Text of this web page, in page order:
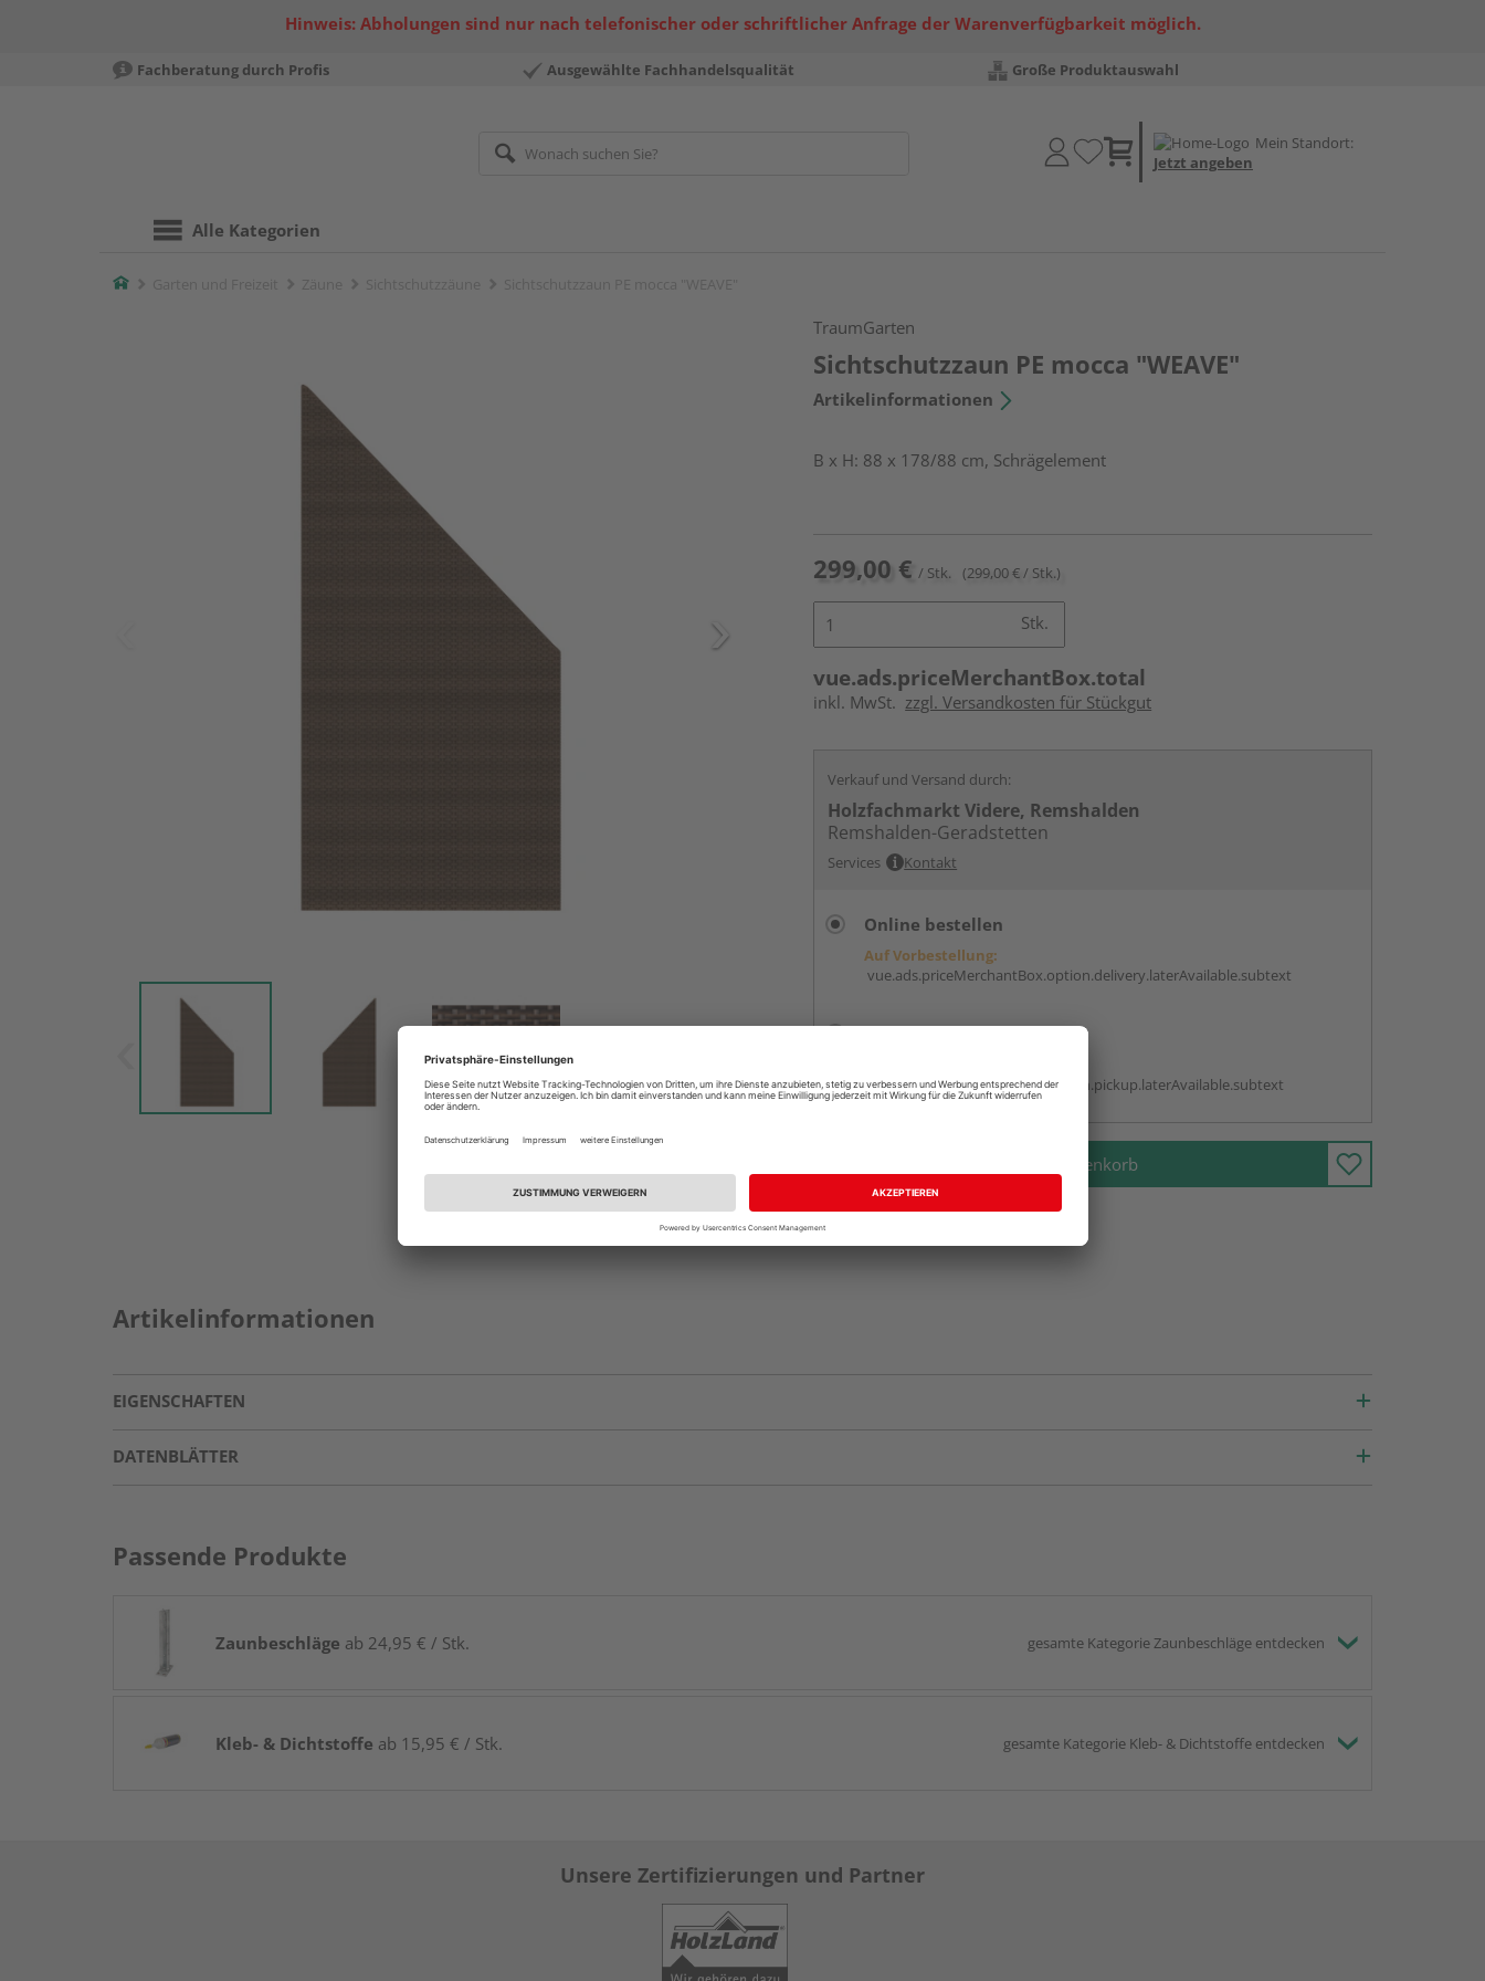
Hinweis: Abholungen sind nur nach telefonischer oder schriftlicher Anfrage der Warenverfügbarkeit möglich.
Fachberatung durch Profis Ausgewählte Fachhandelsqualität Große Produktauswahl
Mein Standort:
Jetzt angeben
Alle Kategorien
Home
TraumGarten
Sichtschutzzaun PE mocca "WEAVE"
Artikelinformationen
B x H: 88 x 178/88 cm, Schrägelement
299,00 € / Stk. (299,00 € / Stk.)
Stk.
vue.ads.priceMerchantBox.total
inkl. MwSt. zzgl. Versandkosten für Stückgut
Verkauf und Versand durch:
Holzfachmarkt Videre, Remshalden
Remshalden-Geradstetten
Services Kontakt
Online bestellen
Auf Vorbestellung:
vue.ads.priceMerchantBox.option.delivery.laterAvailable.subtext
vue.ads.priceMerchantBox.option.pickup.laterAvailable.subtext
In den Warenkorb
Komplettangebot anfragen
Artikelinformationen
EIGENSCHAFTEN
DATENBLÄTTER
Passende Produkte
Zaunbeschläge ab 24,95 € / Stk. gesamte Kategorie Zaunbeschläge entdecken
Kleb- & Dichtstoffe ab 15,95 € / Stk. gesamte Kategorie Kleb- & Dichtstoffe entdecken
Unsere Zertifizierungen und Partner